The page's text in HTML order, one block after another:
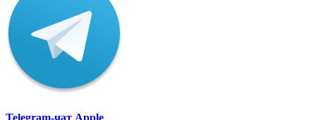
Telegram-чат Apple